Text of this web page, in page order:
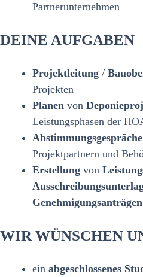
Partnerunternehmen
DEINE AUFGABEN
Projektleitung /
Projekten
Planen von
Leistungsphasen der
Abstimmungsgespräche
Projektpartnern und
Erstellung von
Genehmigungsanträgen
WIR WÜNSCHEN
ein abgeschlossenes